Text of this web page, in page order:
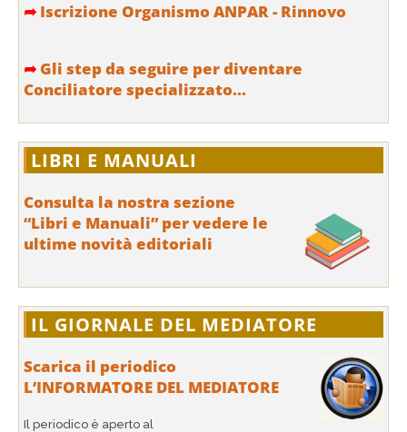
➦ Iscrizione Organismo ANPAR - Rinnovo
➦ Gli step da seguire per diventare
Conciliatore specializzato...
LIBRI E MANUALI
Consulta la nostra sezione
“Libri e Manuali” per vedere le
ultime novità editoriali
IL GIORNALE DEL MEDIATORE
Scarica il periodico
L’INFORMATORE DEL MEDIATORE
Il periodico è aperto al